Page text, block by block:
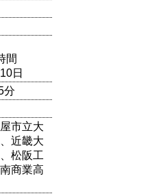
間
日
分
市立大
近畿大
松阪工
商業高